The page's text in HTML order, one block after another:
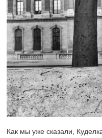
Как мы уже сказали,